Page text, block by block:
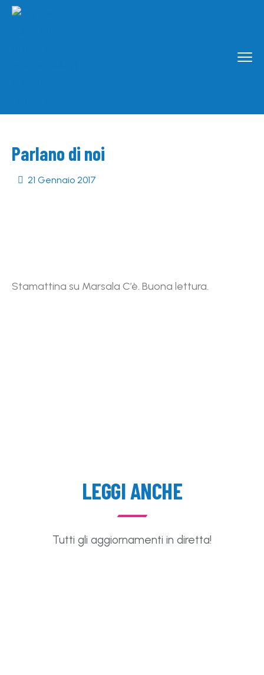
Parlano di noi
21 Gennaio 2017
Stamattina su Marsala C’è. Buona lettura.
LEGGI ANCHE
Tutti gli aggiornamenti in diretta!